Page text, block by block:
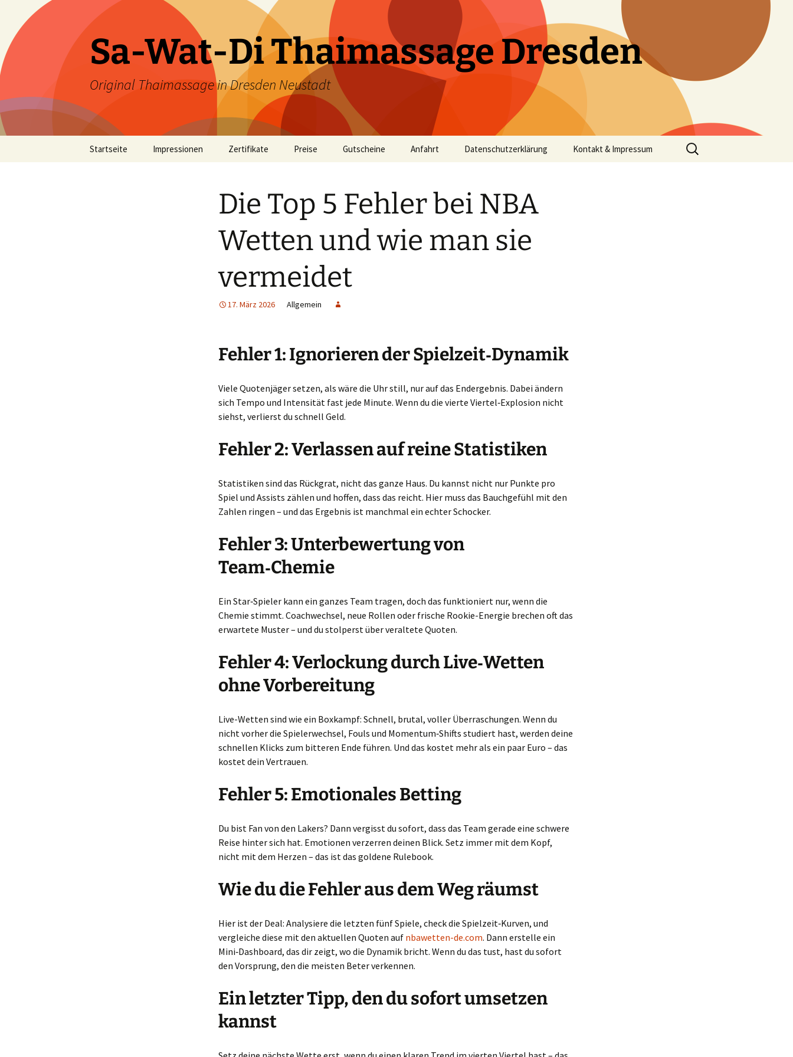
Inhalt
springen
Sa-Wat-Di Thaimassage Dresden
Original Thaimassage in Dresden Neustadt
Startseite Impressionen Zertifikate Preise Gutscheine Anfahrt Datenschutzerklärung Kontakt & Impressum
Suchen
nach:
Die Top 5 Fehler bei NBA
Wetten und wie man sie
vermeidet
17. März 2026 Allgemein
Fehler 1: Ignorieren der Spielzeit‑Dynamik
Viele Quotenjäger setzen, als wäre die Uhr still, nur auf das Endergebnis. Dabei ändern
sich Tempo und Intensität fast jede Minute. Wenn du die vierte Viertel‑Explosion nicht
siehst, verlierst du schnell Geld.
Fehler 2: Verlassen auf reine Statistiken
Statistiken sind das Rückgrat, nicht das ganze Haus. Du kannst nicht nur Punkte pro
Spiel und Assists zählen und hoffen, dass das reicht. Hier muss das Bauchgefühl mit den
Zahlen ringen – und das Ergebnis ist manchmal ein echter Schocker.
Fehler 3: Unterbewertung von
Team‑Chemie
Ein Star‑Spieler kann ein ganzes Team tragen, doch das funktioniert nur, wenn die
Chemie stimmt. Coachwechsel, neue Rollen oder frische Rookie-Energie brechen oft das
erwartete Muster – und du stolperst über veraltete Quoten.
Fehler 4: Verlockung durch Live‑Wetten
ohne Vorbereitung
Live-Wetten sind wie ein Boxkampf: Schnell, brutal, voller Überraschungen. Wenn du
nicht vorher die Spielerwechsel, Fouls und Momentum‑Shifts studiert hast, werden deine
schnellen Klicks zum bitteren Ende führen. Und das kostet mehr als ein paar Euro – das
kostet dein Vertrauen.
Fehler 5: Emotionales Betting
Du bist Fan von den Lakers? Dann vergisst du sofort, dass das Team gerade eine schwere
Reise hinter sich hat. Emotionen verzerren deinen Blick. Setz immer mit dem Kopf,
nicht mit dem Herzen – das ist das goldene Rulebook.
Wie du die Fehler aus dem Weg räumst
Hier ist der Deal: Analysiere die letzten fünf Spiele, check die Spielzeit‑Kurven, und
vergleiche diese mit den aktuellen Quoten auf nbawetten-de.com. Dann erstelle ein
Mini‑Dashboard, das dir zeigt, wo die Dynamik bricht. Wenn du das tust, hast du sofort
den Vorsprung, den die meisten Beter verkennen.
Ein letzter Tipp, den du sofort umsetzen
kannst